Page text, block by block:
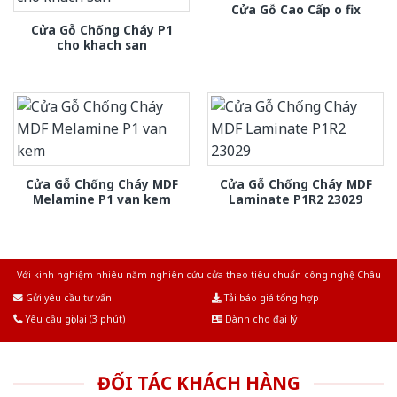
Cửa Gỗ Chống Cháy P1
cho khach san
Cửa Gỗ Cao Cấp o fix
Cửa Gỗ Chống Cháy MDF
Melamine P1 van kem
Cửa Gỗ Chống Cháy MDF
Laminate P1R2 23029
Với kinh nghiệm nhiêu năm nghiên cứu cửa theo tiêu chuẩn công nghệ Châu
Gửi yêu cầu tư vấn
Tải báo giá tổng hợp
Yêu cầu gọi lại (3 phút)
Dành cho đại lý
ĐỐI TÁC KHÁCH HÀNG